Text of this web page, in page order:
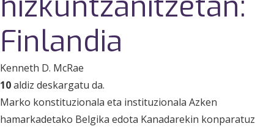
Finlandia
Kenneth D. McRae
10aldiz deskargatu da.
Marko konstituzionala eta instituzionala Azken
hamarkadetako Belgika edota Kanadarekin konparatuz